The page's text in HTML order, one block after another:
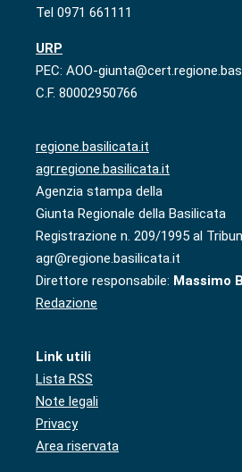
Tel 0971 661111
URP
PEC: AOO-
C.F. 80002950766
regione.basilicata.it
agr.regione.basilicata.it
Agenzia stampa della
Giunta Regionale della Basilicata
Registrazione n. 209/1995 al
agr@regione.basilicata.it
Direttore responsabile: Massimo
Redazione
Link utili
Lista RSS
Note legali
Privacy
Area riservata